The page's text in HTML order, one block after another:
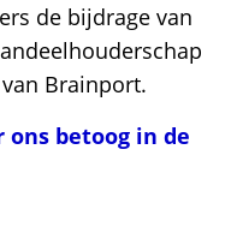
de bijdrage van
Brainport.
betoog in de